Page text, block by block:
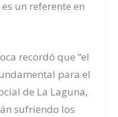
un referente en
recordó que “el
para el
de La Laguna,
sufriendo los